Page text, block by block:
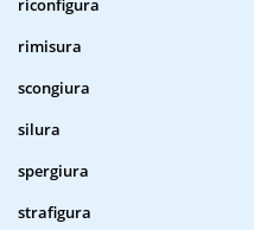
riconfigura
rimisura
scongiura
silura
spergiura
strafigura